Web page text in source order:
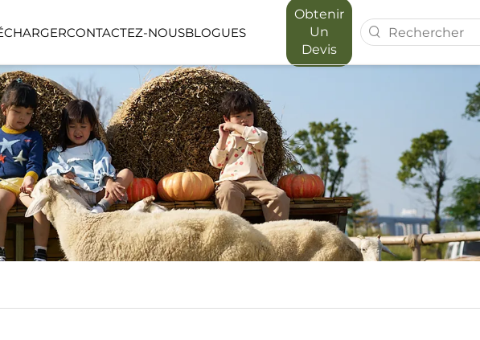
SÉRIE LUMIN FOREST SÉRIE MAPORA
ESPACE EXTÉRIEUR
CONTACTEZ-NOUSBLOGUES
Obtenir
Un
Devis